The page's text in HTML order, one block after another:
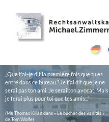
„Que t’ai-je dit la première fois que tu es
entré dans ce bureau ? Je t’ai dit que je ne
serai pas ton ami. Je serai ton avocat. Mais
je ferai plus pour toi que tes amis...“
(Me Thomas Kilian dans « Le bûcher des vanités »
de Tom Wolfe)